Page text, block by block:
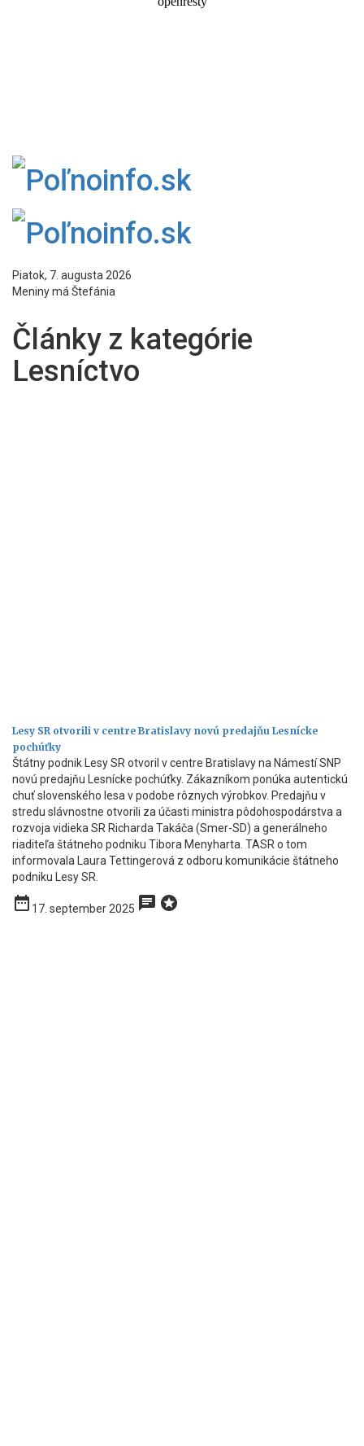
Piatok, 7. augusta 2026
Meniny má Štefánia
Články z kategórie
Lesníctvo
Lesy SR otvorili v centre Bratislavy novú predajňu Lesnícke
pochúťky
Štátny podnik Lesy SR otvoril v centre Bratislavy na Námestí SNP
novú predajňu Lesnícke pochúťky. Zákazníkom ponúka autentickú
chuť slovenského lesa v podobe rôznych výrobkov. Predajňu v
stredu slávnostne otvorili za účasti ministra pôdohospodárstva a
rozvoja vidieka SR Richarda Takáča (Smer-SD) a generálneho
riaditeľa štátneho podniku Tibora Menyharta. TASR o tom
informovala Laura Tettingerová z odboru komunikácie štátneho
podniku Lesy SR.
date_range 17. september 2025 chat stars